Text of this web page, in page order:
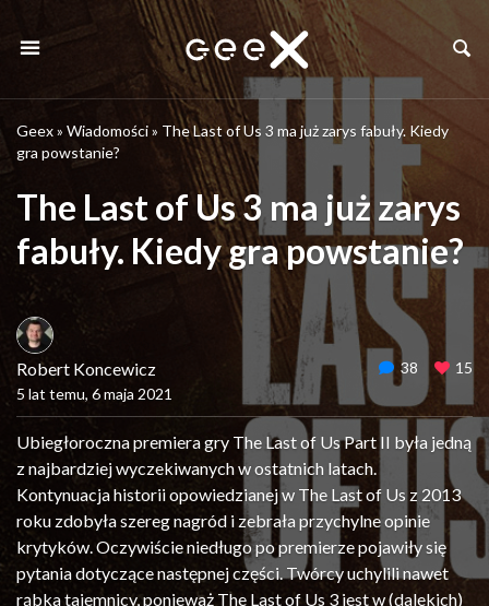
Geex» Wiadomości» The Last of Us 3 ma już zarys fabuły. Kiedy
gra powstanie?
The Last of Us 3 ma już zarys
fabuły. Kiedy gra powstanie?
Robert Koncewicz
5 lat temu, 6 maja 2021
38 15
Ubiegłoroczna premiera gry The Last of Us Part II była jedną
z najbardziej wyczekiwanych w ostatnich latach.
Kontynuacja historii opowiedzianej w The Last of Us z 2013
roku zdobyła szereg nagród i zebrała przychylne opinie
krytyków. Oczywiście niedługo po premierze pojawiły się
pytania dotyczące następnej części. Twórcy uchylili nawet
rąbka tajemnicy, ponieważ The Last of Us 3 jest w (dalekich)